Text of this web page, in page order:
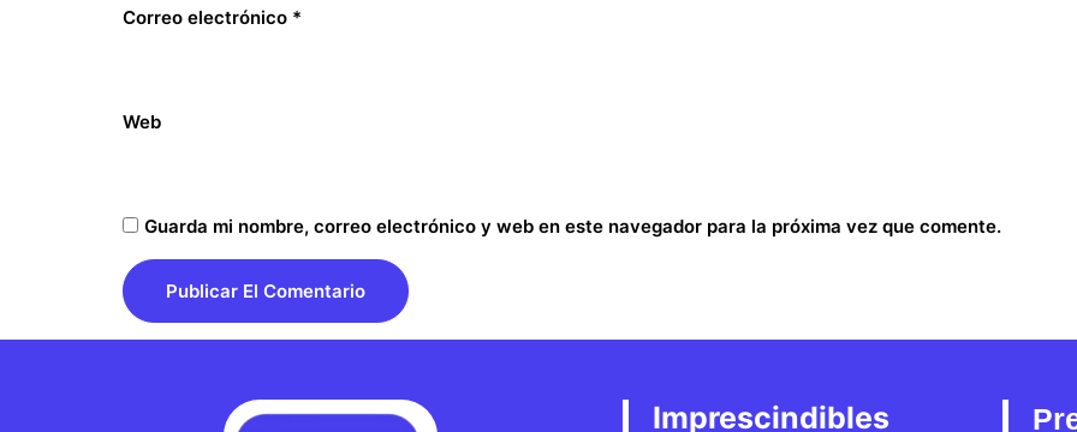
Correo electrónico *
Web
Guarda mi nombre, correo electrónico y web en este navegador para la próxima vez que comente.
Imprescindibles